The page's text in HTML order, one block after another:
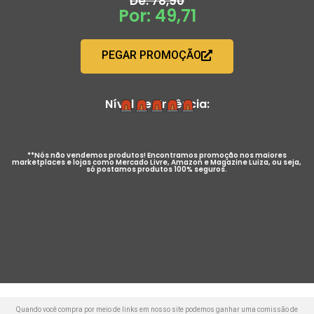
Por: 49,71
PEGAR PROMOÇÃO
Nível de Urgência:
**Nós não vendemos produtos! Encontramos promoção nos maiores
marketplaces e lojas como Mercado Livre, Amazon e Magazine Luiza, ou seja,
só postamos produtos 100% seguros.
Quando você compra por meio de links em nosso site podemos ganhar uma comissão de